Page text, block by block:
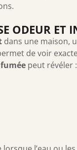
ODEUR ET
dans une maison,
de voir
peut révéler :